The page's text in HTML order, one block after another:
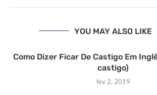
YOU MAY ALSO LIKE
Como Dizer Ficar De Castigo Em
castigo)
fev 2, 2019